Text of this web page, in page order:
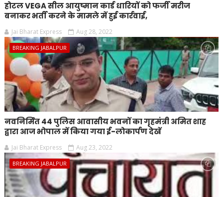
होटल VEGA सील आयुष्मान कार्ड धारियों को फर्जी मरीज
बनाकर भर्ती करने के मामले में हुई कार्रवाई,
Jai Bharat Express Aug 28, 2022
BREAKING JABALPUR
नवनिर्मित 44 पुलिस आवासीय भवनों का गृहमंत्री अमित शाह
द्वारा आज भोपाल में किया गया ई-लोकार्पण देखें
Jai Bharat Express Aug 23, 2022
BREAKING JABALPUR